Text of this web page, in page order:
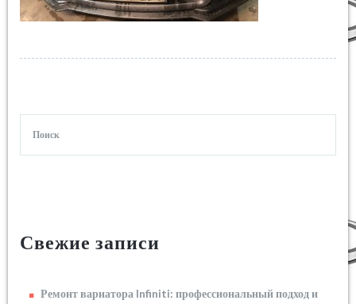
Свежие записи
Ремонт вариатора Infiniti: профессиональный подход и